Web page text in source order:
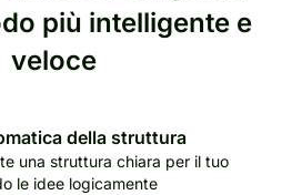
più intelligente e
veloce
della struttura
una struttura chiara per il tuo
le idee logicamente